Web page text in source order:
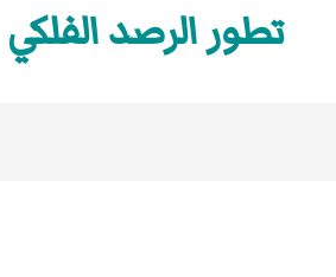
تطور الرصد الفلكي